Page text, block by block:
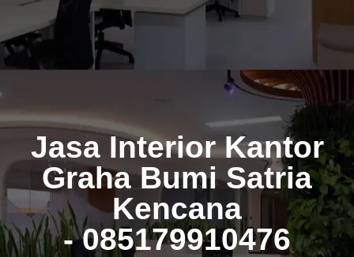
Jasa Interior Kantor
Graha Bumi Satria
Kencana
- 085179910476